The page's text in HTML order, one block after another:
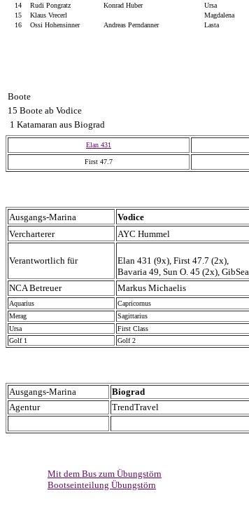
14
Rudi Pongratz Konrad Huber Ursa
15
Klaus Vrecerl Magdalena
16
Ossi Hohensinner Andreas Perndanner Lasta
Boote
15 Boote ab Vodice
1 Katamaran aus Biograd
Elan 431
First 47.7
Ausgangs-Marina
Vodice
Vercharterer
AYC Hummel
Verantwortlich für
Elan 431 (9x), First 47.7 (2x),
Bavaria 49, Sun O. 45 (2x), GibSea
NCA Betreuer Markus Michaelis
Aquarius Capricornus
Merag
Sagittarius
Ursa
First Class
Golf 1
Golf 2
Ausgangs-Marina
Biograd
Agentur
TrendTravel
Mit dem Bus zum Übungstörn
Bootseinteilung Übungstörn